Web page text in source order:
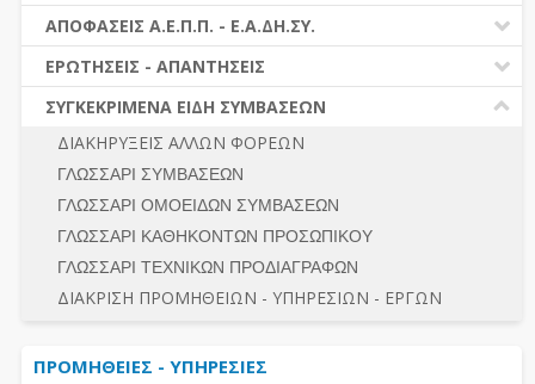
ΔΗΜΟΤΙΚΟΣ ΚΩΔΙΚΑΣ (Ν.3463/2006)
ΚΑΛΛΙΚΡΑΤΗΣ (Ν.3852/2010)
ΝΟΜΟΘΕΣΙΑ - ΝΟΜΟΛΟΓΙΑ (ΣΥΝΟΛΟ)
ΝΟΜΟΘΕΣΙΑ - ΝΟΜΟΛΟΓΙΑ COVID -19
ΕΡΩΤΗΣΕΙΣ - ΑΠΑΝΤΗΣΕΙΣ
ΑΠΟΦΑΣΕΙΣ Α.Ε.Π.Π. - Ε.Α.ΔΗ.ΣΥ.
ΠΡΟΔΙΚΑΣΤΙΚΗ ΠΡΟΣΦΥΓΗ
ΓΕΝΙΚΟΙ ΚΑΝΟΝΕΣ
ΔΙΚΑΙΟΥΜΕΝΟΙ ΣΥΜΜΕΤΟΧΗΣ
ΠΡΟΣΦΟΡΕΣ – ΔΙΚΑΙΟΛΟΓΗΤΙΚΑ ΣΥΜΜΕΤΟΧΗΣ
ΔΙΕΞΑΓΩΓΗ ΔΙΑΔΙΚΑΣΙΑΣ
ΕΣΗΔΗΣ – ΚΗΜΔΗΣ
ΠΕΡΙΛΗΨΕΙΣ ΑΠΟΦΑΣΕΩΝ Α.Ε.Π.Π. - Ε.Α.ΔΗ.ΣΥ.
ΣΥΝΟΛΟ
ΕΡΩΤΗΣΕΙΣ - ΑΠΑΝΤΗΣΕΙΣ
Ν. 4782/2021 - ΤΡΟΠΟΠΟΙΗΣΗ 4412/2016
ΔΙΕΞΑΓΩΓΗ ΔΙΑΔΙΚΑΣΙΑΣ
ΔΙΑΔΙΚΑΣΙΕΣ ΑΝΑΘΕΣΗΣ
ΓΕΝΙΚΟΙ ΚΑΝΟΝΕΣ
ΠΡΟΕΤΟΙΜΑΣΙΑ - ΔΗΜΟΣΙΟΤΗΤΑ
ΛΟΓΟΙ ΑΠΟΚΛΕΙΣΜΟΥ-ΔΙΚΑΙΟΥΜΕΝΟΙ ΣΥΜΜΕΤΟΧΗΣ
ΠΡΟΣΦΟΡΕΣ - ΔΙΚΑΙΟΛΟΓΗΤΙΚΑ ΣΥΜΜΕΤΟΧΗΣ
ΣΥΓΚΕΚΡΙΜΕΝΑ ΕΙΔΗ ΣΥΜΒΑΣΕΩΝ
ΔΙΑΚΗΡΥΞΕΙΣ ΑΛΛΩΝ ΦΟΡΕΩΝ
ΓΛΩΣΣΑΡΙ ΣΥΜΒΑΣΕΩΝ
ΓΛΩΣΣΑΡΙ ΟΜΟΕΙΔΩΝ ΣΥΜΒΑΣΕΩΝ
ΓΛΩΣΣΑΡΙ ΚΑΘΗΚΟΝΤΩΝ ΠΡΟΣΩΠΙΚΟΥ
ΓΛΩΣΣΑΡΙ ΤΕΧΝΙΚΩΝ ΠΡΟΔΙΑΓΡΑΦΩΝ
ΔΙΑΚΡΙΣΗ ΠΡΟΜΗΘΕΙΩΝ - ΥΠΗΡΕΣΙΩΝ - ΕΡΓΩΝ
ΠΡΟΜΗΘΕΙΕΣ - ΥΠΗΡΕΣΙΕΣ